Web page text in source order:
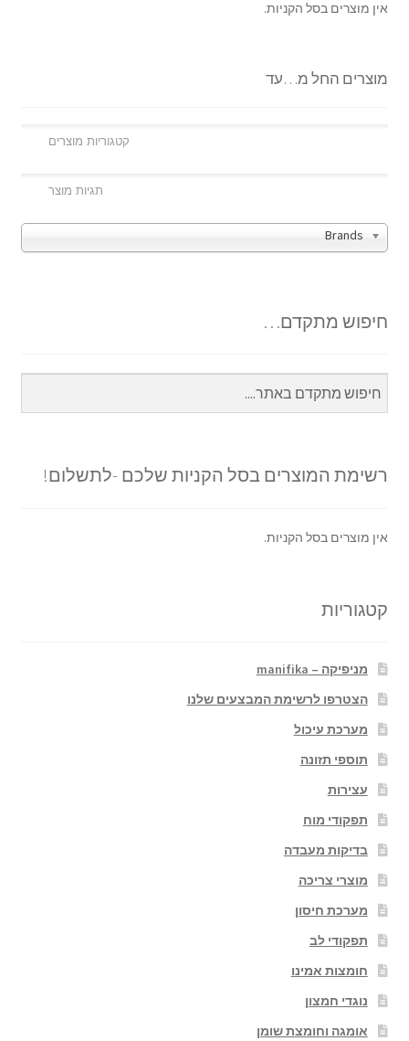
אין מוצרים בסל הקניות.
מוצרים החל מ…עד
Brands
חיפוש מתקדם…
רשימת המוצרים בסל הקניות שלכם -לתשלום!
אין מוצרים בסל הקניות.
קטגוריות
מניפיקה – manifika
הצטרפו לרשימת המבצעים שלנו
מערכת עיכול
תוספי תזונה
עצירות
תפקודי מוח
בדיקות מעבדה
מוצרי צריכה
מערכת חיסון
תפקודי לב
חומצות אמינו
נוגדי חמצון
אומגה וחומצת שומן